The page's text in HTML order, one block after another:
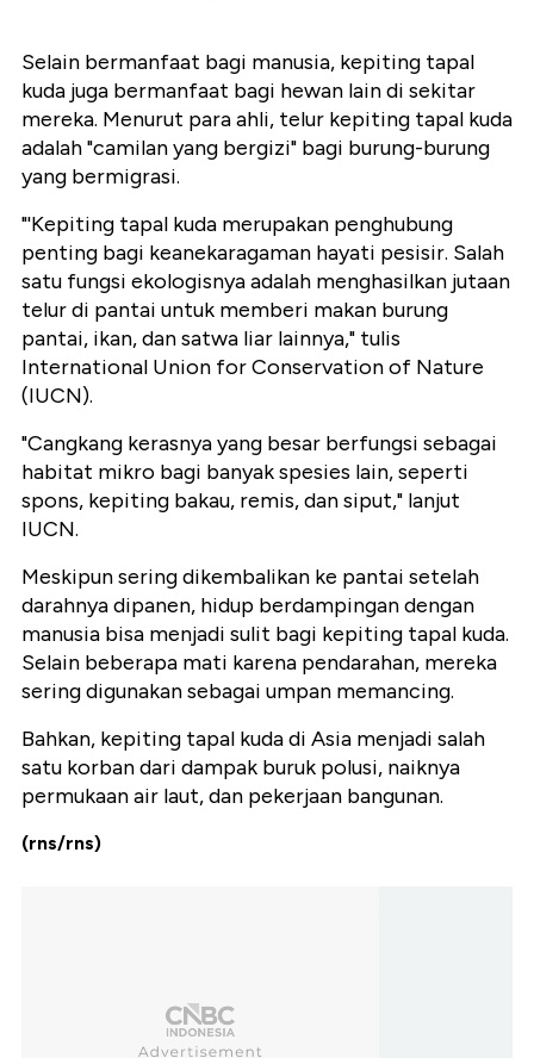
Selain bermanfaat bagi manusia, kepiting tapal
kuda juga bermanfaat bagi hewan lain di sekitar
mereka. Menurut para ahli, telur kepiting tapal kuda
adalah "camilan yang bergizi" bagi burung-burung
yang bermigrasi.
"'Kepiting tapal kuda merupakan penghubung
penting bagi keanekaragaman hayati pesisir. Salah
satu fungsi ekologisnya adalah menghasilkan jutaan
telur di pantai untuk memberi makan burung
pantai, ikan, dan satwa liar lainnya," tulis
International Union for Conservation of Nature
(IUCN).
"Cangkang kerasnya yang besar berfungsi sebagai
habitat mikro bagi banyak spesies lain, seperti
spons, kepiting bakau, remis, dan siput," lanjut
IUCN.
Meskipun sering dikembalikan ke pantai setelah
darahnya dipanen, hidup berdampingan dengan
manusia bisa menjadi sulit bagi kepiting tapal kuda.
Selain beberapa mati karena pendarahan, mereka
sering digunakan sebagai umpan memancing.
Bahkan, kepiting tapal kuda di Asia menjadi salah
satu korban dari dampak buruk polusi, naiknya
permukaan air laut, dan pekerjaan bangunan.
(rns/rns)